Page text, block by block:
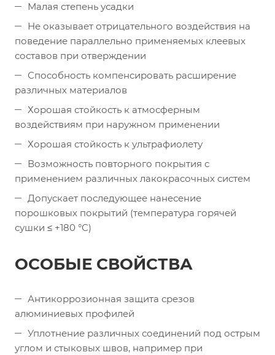
Малая степень усадки
Не оказывает отрицательного воздействия на
поведение параллельно применяемых клеевых
составов при отверждении
Способность компенсировать расширение
различных материалов
Хорошая стойкость к атмосферным
воздействиям при наружном применении
Хорошая стойкость к ультрафиолету
Возможность повторного покрытия с
применением различных лакокрасочных систем
Допускает последующее нанесение
порошковых покрытий (температура горячей
сушки ≤ +180 °C)
ОСОБЫЕ СВОЙСТВА
Антикоррозионная защита срезов
алюминиевых профилей
Уплотнение различных соединений под острым
углом и стыковых швов, например при